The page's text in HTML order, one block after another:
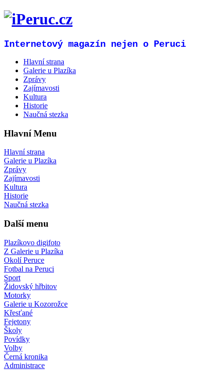
Internetový magazín nejen o Peruci
Hlavní strana
Galerie u Plazíka
Zprávy
Zajímavosti
Kultura
Historie
Naučná stezka
Hlavní Menu
Hlavní strana
Galerie u Plazíka
Zprávy
Zajímavosti
Kultura
Historie
Naučná stezka
Další menu
Plazíkovo digifoto
Z Galerie u Plazíka
Okolí Peruce
Fotbal na Peruci
Sport
Židovský hřbitov
Motorky
Galerie u Kozorožce
Křesťané
Fejetony
Školy
Povídky
Volby
Černá kronika
Administrace